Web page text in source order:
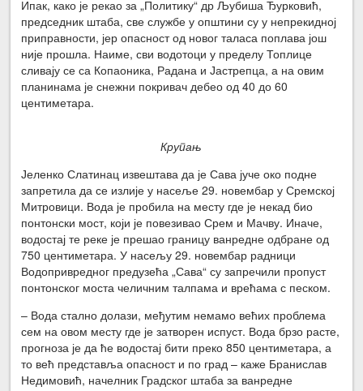
Ипак, како је рекао за „Политику“ др Љубиша Ђурковић,
председник штаба, све службе у општини су у непрекидној
приправности, јер опасност од новог таласа поплава још
није прошла. Наиме, сви водотоци у пределу Топлице
сливају се са Копаоника, Радана и Јастрепца, а на овим
планинама је снежни покривач дебео од 40 до 60
центиметара.
Крупањ
Јеленко Слатинац извештава да је Сава јуче око подне
запретила да се излије у насеље 29. новембар у Сремској
Митровици. Вода је пробила на месту где је некад био
понтонски мост, који је повезивао Срем и Мачву. Иначе,
водостај те реке је прешао границу ванредне одбране од
750 центиметара. У насељу 29. новембар радници
Водопривредног предузећа „Сава“ су запречили пропуст
понтонског моста челичним талпама и врећама с песком.
– Вода стално долази, међутим немамо већих проблема
сем на овом месту где је затворен испуст. Вода брзо расте,
прогноза је да ће водостај бити преко 850 центиметара, а
то већ представља опасност и по град – каже Бранислав
Недимовић, начелник Градског штаба за ванредне